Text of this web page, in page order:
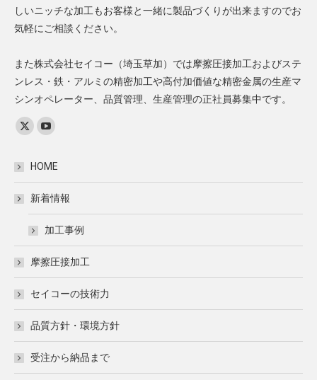
しいニッチな加工もお客様と一緒に製品づくりが出来ますのでお
気軽にご相談ください。
また株式会社セイコー（埼玉草加）では摩擦圧接加工およびステ
ンレス・鉄・アルミの精密加工や高付加価値な精密金属の生産マ
シンオペレーター、品質管理、生産管理の正社員募集中です。
Find us on:
X
opens
window
YouTube
opens
window
HOME
新着情報
加工事例
摩擦圧接加工
セイコーの技術力
品質方針・環境方針
受注から納品まで